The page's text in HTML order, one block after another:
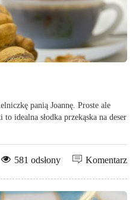
panią Joannę. Proste ale
to idealna słodka przekąska na deser
Komentarz
581 odsłony